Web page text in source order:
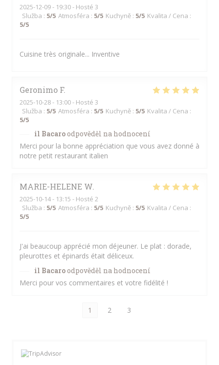
2025-12-09- 19:30 - Hosté 3
Služba : 5/5 Atmosféra : 5/5 Kuchyně : 5/5 Kvalita / Cena :
5/5
Cuisine très originale... Inventive
Geronimo F
2025-10-28- 13:00 - Hosté 3
Služba : 5/5 Atmosféra : 5/5 Kuchyně : 5/5 Kvalita / Cena :
5/5
il Bacaroodpověděl na hodnocení
Merci pour la bonne appréciation que vous avez donné à
notre petit restaurant italien
MARIE-HELENE W
2025-10-14- 13:15 - Hosté 2
Služba : 5/5 Atmosféra : 5/5 Kuchyně : 5/5 Kvalita / Cena :
5/5
J'ai beaucoup apprécié mon déjeuner. Le plat : dorade,
pleurottes et épinards était déliceux.
il Bacaroodpověděl na hodnocení
Merci pour vos commentaires et votre fidélité !
1 2 3